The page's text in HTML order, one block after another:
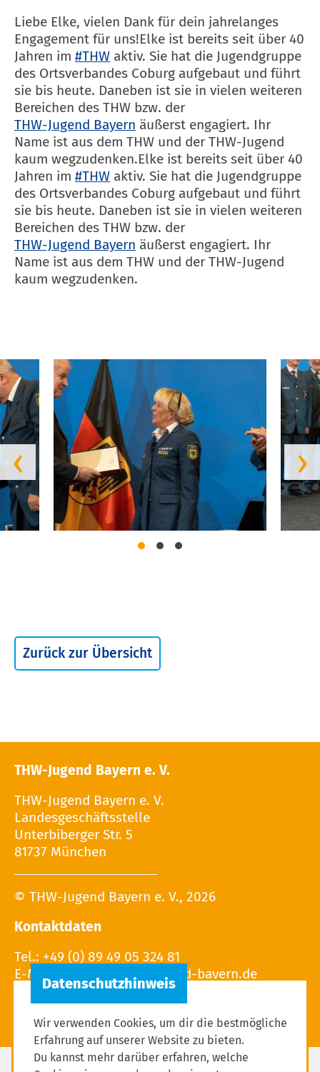
Liebe Elke, vielen Dank für dein jahrelanges
Engagement für uns!Elke ist bereits seit über 40
Jahren im #THW aktiv. Sie hat die Jugendgruppe
des Ortsverbandes Coburg aufgebaut und führt
sie bis heute. Daneben ist sie in vielen weiteren
Bereichen des THW bzw. der
THW-Jugend Bayern äußerst engagiert. Ihr
Name ist aus dem THW und der THW-Jugend
kaum wegzudenken.Elke ist bereits seit über 40
Jahren im #THW aktiv. Sie hat die Jugendgruppe
des Ortsverbandes Coburg aufgebaut und führt
sie bis heute. Daneben ist sie in vielen weiteren
Bereichen des THW bzw. der
THW-Jugend Bayern äußerst engagiert. Ihr
Name ist aus dem THW und der THW-Jugend
kaum wegzudenken.
‹ ›
Zurück zur Übersicht
THW-Jugend Bayern e. V.
THW-Jugend Bayern e. V.
Landesgeschäftsstelle
Unterbiberger Str. 5
81737 München
© THW-Jugend Bayern e. V., 2026
Kontaktdaten
Tel.: +49 (0) 89 49 05 324 81
E-Mail:
Wir verwenden Cookies, um dir die bestmögliche
Erfahrung auf unserer Website zu bieten.
Du kannst mehr darüber erfahren, welche